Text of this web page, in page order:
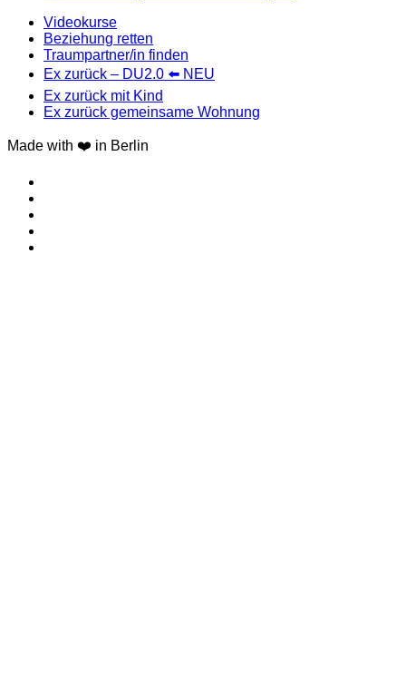
Videokurse
Beziehung retten
Traumpartner/in finden
Ex zurück – DU2.0 ⬅️ NEU
Ex zurück mit Kind
Ex zurück gemeinsame Wohnung
Made with ❤️ in Berlin